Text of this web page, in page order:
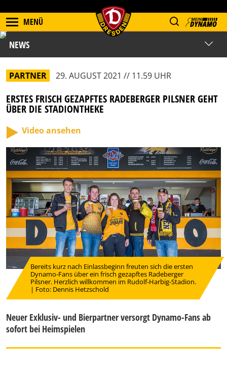
MENÜ
NEWS
PARTNER 29. AUGUST 2021 // 11.59 UHR
ERSTES FRISCH GEZAPFTES RADEBERGER PILSNER GEHT
ÜBER DIE STADIONTHEKE
Video ansehen
Bereits kurz nach Einlassbeginn freuten sich die ersten
Dynamo-Fans über ein frisch gezapftes Radeberger
Pilsner. Herzlich willkommen im Rudolf-Harbig-Stadion.
| Foto: Dennis Hetzschold
Neuer Exklusiv- und Bierpartner versorgt Dynamo-Fans ab
sofort bei Heimspielen